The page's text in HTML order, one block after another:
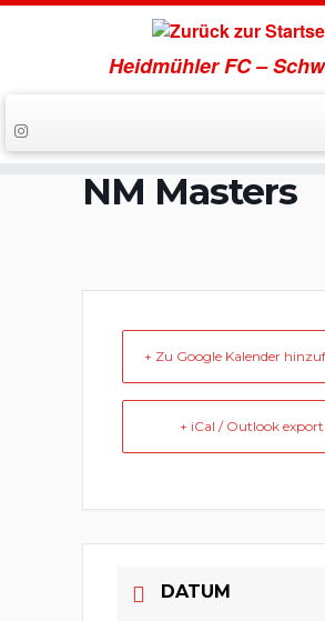
Zum
Inhalt
Heidmühler FC –
NM Masters
+ Zu Google Kalender
+ iCal / Outlook export
DATUM